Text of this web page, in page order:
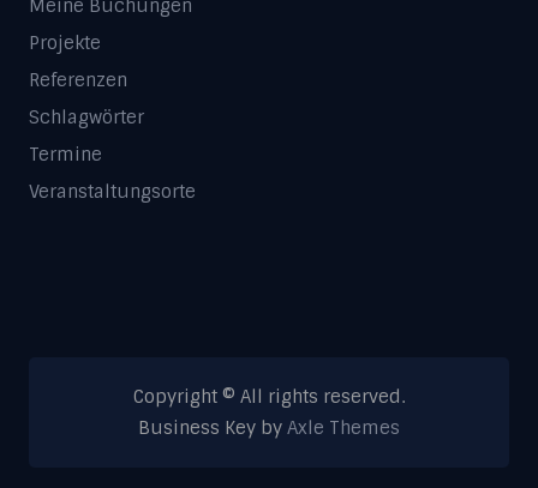
Meine Buchungen
Projekte
Referenzen
Schlagwörter
Termine
Veranstaltungsorte
Copyright © All rights reserved.
Business Key by Axle Themes